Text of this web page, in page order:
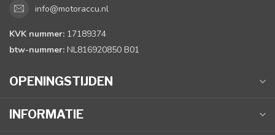
info@motoraccu.nl
KVK nummer: 17189374
btw-nummer: NL816920850 B01
OPENINGSTIJDEN
INFORMATIE